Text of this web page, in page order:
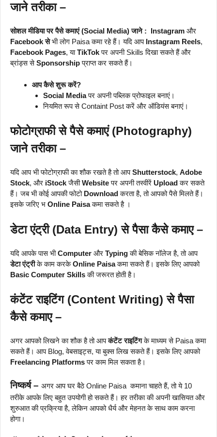
जाने तरीका –
सोशल मीडिया पर पैसे कमाएं (Social Media) जाने : Instagram और
Facebook सेभी लोग Paisa कमा रहे हैं। यदि आप Instagram Reels,
Facebook Pages, याTikTokपर अपनी Skills दिखा सकते हैं और
ब्रांड्स सेSponsorshipप्राप्त कर सकते हैं।
आप कैसे शुरू करें?
Social Mediaपर अपनी पब्लिक प्रोफाइल बनाएं।
नियमित रूप से Containt Post करें और ऑडियंस बनाएं।
फोटोग्राफी से पैसे कमाएं (Photography)
जाने तरीका –
यदि आप भी फोटोग्राफी का शौक रखते है तो आपShutterstock, Adobe
Stock, और iStockजैसीWebsiteपर अपनी तस्वीरें Uploadकर सकते
हैं। जब भी कोई आपकी फोटो Downloadकरता है, तो आपको पैसे मिलते हैं।
इसके जरिए भ Online Paisaकमा सकते है ।
डेटा एंट्री (Data Entry) से पैसा कैसे कमाए –
यदि आपके पास भीComputer और Typingकी बेसिक नॉलेज है, तो आप
डेटा एंट्रीके काम करकेOnline Paisaकमा सकते हैं। इसके लिए आपको
Basic Computer Skillsकी जरूरत होती है।
कंटेंट राइटिंग (Content Writing) से पैसा
कैसे कमाए –
अगर आपको लिखने का शौक है तो आपकंटेंट राइटिंगके माध्यम से Paisa कमा
सकते हैं। आप Blog, वेबसाइट्स, या बुक्स लिख सकते हैं। इसके लिए आपको
Freelancing Platformsपर काम मिल सकता है।
निष्कर्ष – अगर आप घर बैठे Online Paisa कमाना चाहते हैं, तो ये 10
तरीके आपके लिए बहुत उपयोगी हो सकते हैं। हर तरीका की अपनी खासियत और
शुरुआत की प्रक्रिया है, लेकिन आपको धैर्य और मेहनत के साथ काम करना
होगा।